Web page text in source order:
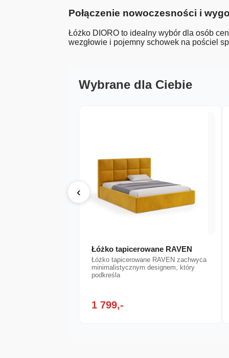
Połączenie nowoczesności i
Łóżko DIORO to idealny wybór dla osób
wezgłowie i pojemny schowek na pościel
Wybrane dla Ciebie
‹
Łóżko tapicerowane RAVEN
Łóżko tapicerowane RAVEN zachwyca
minimalistycznym designem, który
podkreśla
1 799,-